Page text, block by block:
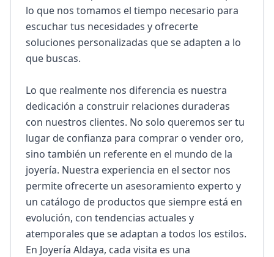
lo que nos tomamos el tiempo necesario para
escuchar tus necesidades y ofrecerte
soluciones personalizadas que se adapten a lo
que buscas.
Lo que realmente nos diferencia es nuestra
dedicación a construir relaciones duraderas
con nuestros clientes. No solo queremos ser tu
lugar de confianza para comprar o vender oro,
sino también un referente en el mundo de la
joyería. Nuestra experiencia en el sector nos
permite ofrecerte un asesoramiento experto y
un catálogo de productos que siempre está en
evolución, con tendencias actuales y
atemporales que se adaptan a todos los estilos.
En Joyería Aldaya, cada visita es una